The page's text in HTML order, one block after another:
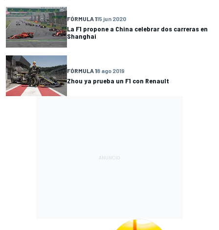
FÓRMULA 115 jun 2020
La F1 propone a China celebrar dos carreras en
Shanghai
FÓRMULA 18 ago 2019
Zhou ya prueba un F1 con Renault